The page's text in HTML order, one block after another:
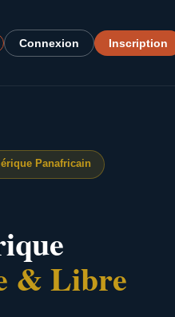
Connexion Inscription
Panafricain
& Libre